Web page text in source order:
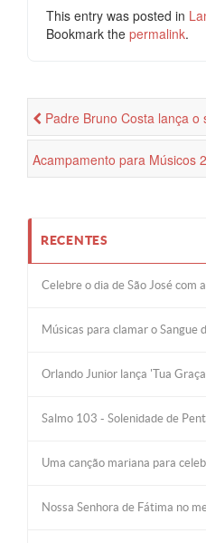
This entry was posted in
Bookmark the permalink.
Padre Bruno Costa lança o
Céu” com participação de
Acampamento para Músicos
RECENTES
Celebre o dia de São José com
Músicas para clamar o Sangue
Orlando Junior lança 'Tua
Salmo 103 - Solenidade de
Uma canção mariana para
Nossa Senhora de Fátima no